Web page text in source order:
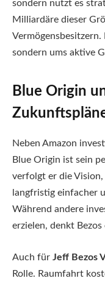
sondern nutzt es
Milliardäre dieser
sondern ums aktive
Blue Origin
Neben Amazon
Blue Origin ist sein
verfolgt er die
langfristig einfacher
Während andere
erzielen, denkt
Auch für Jeff Bezos
Rolle. Raumfahrt